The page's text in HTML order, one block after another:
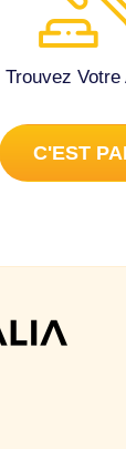
Trouvez Votre
C'EST